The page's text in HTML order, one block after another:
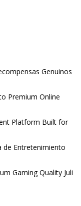
Genuinos
Premium Online
Platform Built for
de Entretenimiento
Gaming Quality Juli